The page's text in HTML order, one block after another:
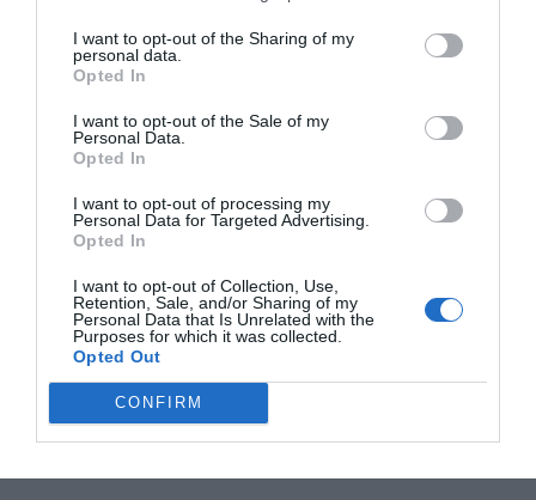
I want to opt-out of the Sharing of my
personal data.
Opted In
I want to opt-out of the Sale of my
Personal Data.
Opted In
I want to opt-out of processing my
Personal Data for Targeted Advertising.
Opted In
I want to opt-out of Collection, Use,
Retention, Sale, and/or Sharing of my
Personal Data that Is Unrelated with the
Purposes for which it was collected.
Opted Out
CONFIRM